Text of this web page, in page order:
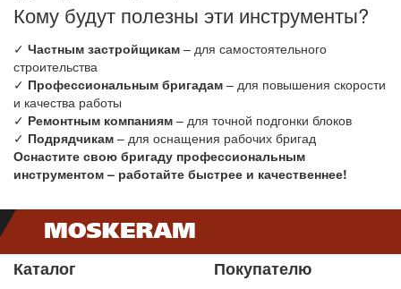
Кому будут полезны эти инструменты?
✓ Частным застройщикам – для самостоятельного
строительства
✓ Профессиональным бригадам – для повышения скорости
и качества работы
✓ Ремонтным компаниям – для точной подгонки блоков
✓ Подрядчикам – для оснащения рабочих бригад
Оснастите свою бригаду профессиональным
инструментом – работайте быстрее и качественнее!
Каталог Покупателю